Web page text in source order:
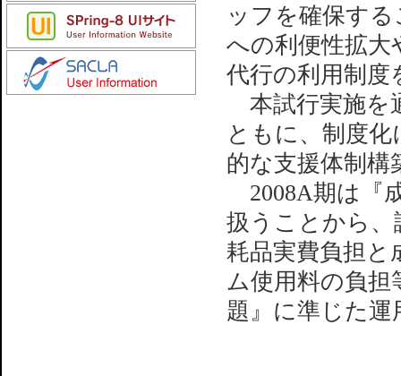
ッフを確保す
への利便性拡大
代行の利用制度
本試行実施を
ともに、制度
的な支援体制
2008A期は『
扱うことから、
耗品実費負担と
ム使用料の負担
題』に準じた